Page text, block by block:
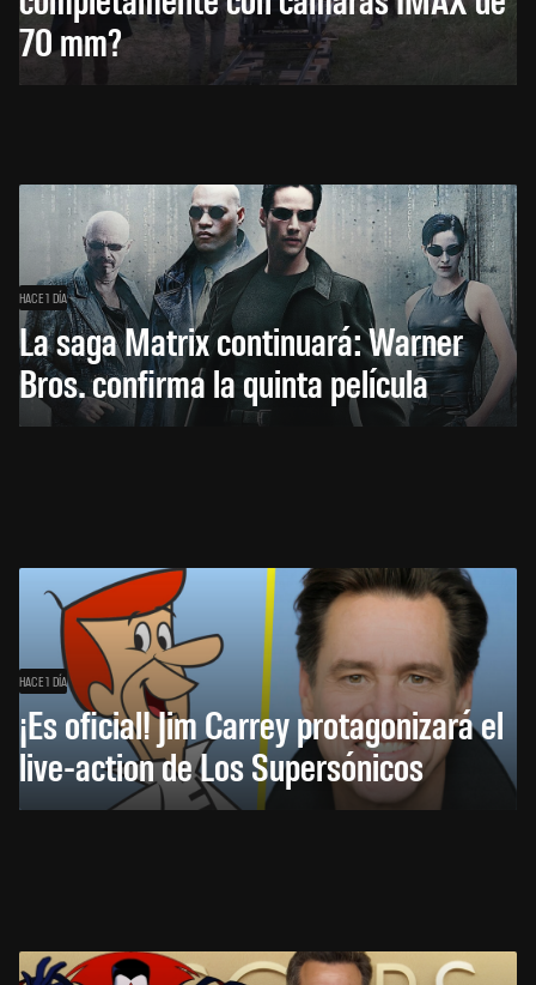
70 mm?
HACE 1 DÍA
La saga Matrix continuará: Warner
Bros. confirma la quinta película
HACE 1 DÍA
¡Es oficial! Jim Carrey protagonizará el
live-action de Los Supersónicos